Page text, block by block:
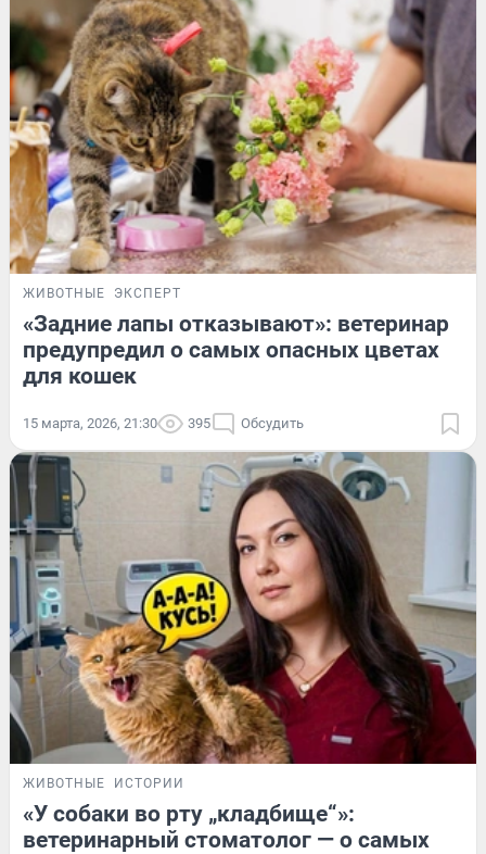
ЖИВОТНЫЕ ЭКСПЕРТ
«Задние лапы отказывают»: ветеринар
предупредил о самых опасных цветах
для кошек
15 марта, 2026, 21:30 395 Обсудить
ЖИВОТНЫЕ ИСТОРИИ
«У собаки во рту „кладбище“»:
ветеринарный стоматолог — о самых